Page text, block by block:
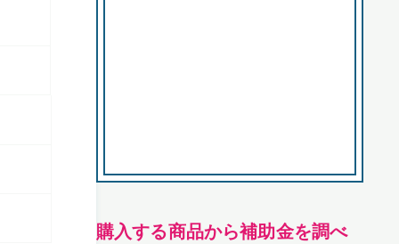
購入する商品から補助金を調べ